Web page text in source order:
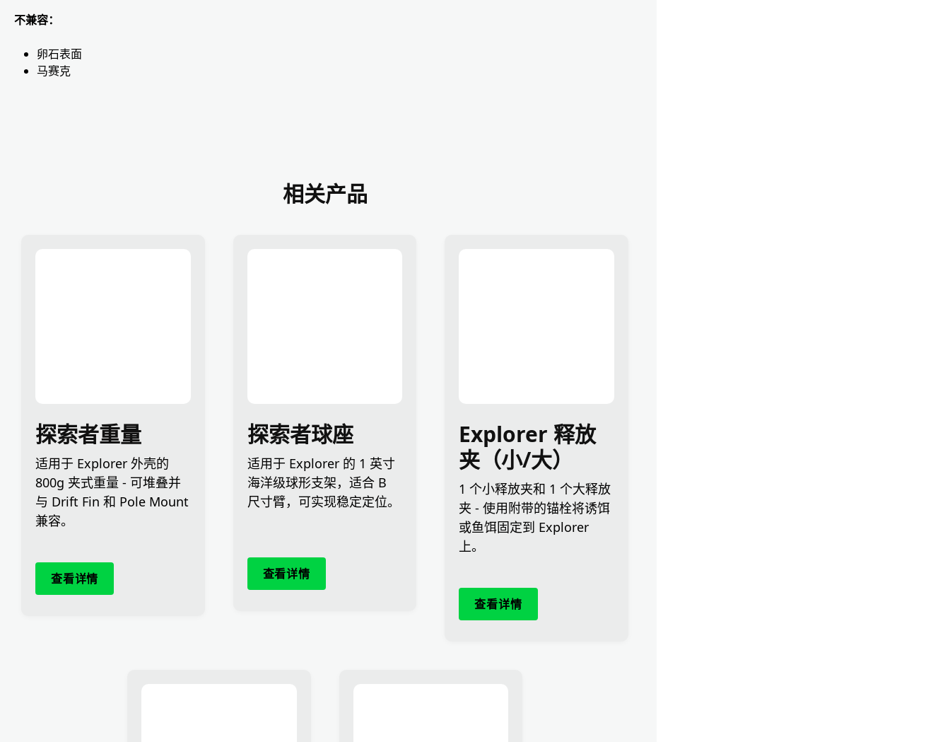
不兼容：
卵石表面
马赛克
相关产品
探索者重量
适用于 Explorer 外壳的
800g 夹式重量 - 可堆叠并
与 Drift Fin 和 Pole Mount
兼容。
查看详情
探索者球座
适用于 Explorer 的 1 英寸
海洋级球形支架，适合 B
尺寸臂，可实现稳定定位。
查看详情
Explorer 释放
夹（小/大）
1 个小释放夹和 1 个大释放
夹 - 使用附带的锚栓将诱饵
或鱼饵固定到 Explorer
上。
查看详情